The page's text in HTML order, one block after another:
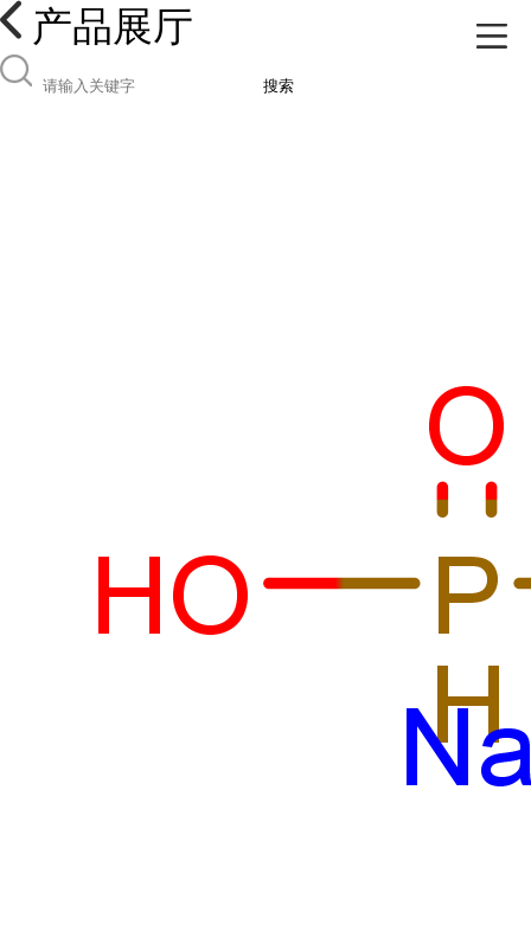
产品展厅
搜索